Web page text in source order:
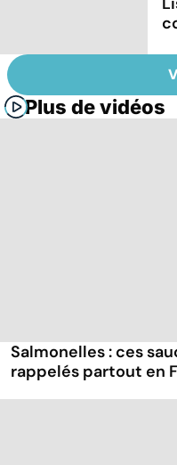
Plus de vidéos
Salmonelles : ces
rappelés partout en